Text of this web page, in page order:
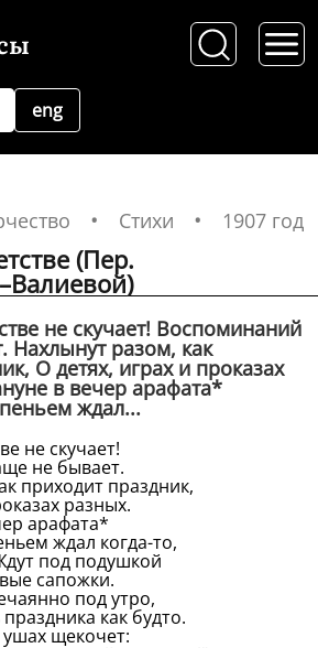
eng
Стихи 1907 год
(Пер.
не скучает! Воспоминаний
Нахлынут разом, как
О детях, играх и проказах
в вечер арафата*
ждал...
не скучает!
не бывает.
приходит праздник,
разных.
арафата*
ждал когда-то,
под подушкой
сапожки.
под утро,
как будто.
щекочет: